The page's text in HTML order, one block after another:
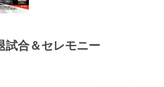
試合＆セレモニー